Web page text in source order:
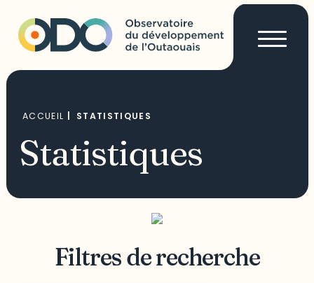
ACCUEIL STATISTIQUES
Statistiques
Filtres de recherche